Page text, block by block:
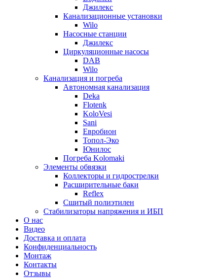
Джилекс
Канализационные установки
Wilo
Насосные станции
Джилекс
Циркуляционные насосы
DAB
Wilo
Канализация и погреба
Автономная канализация
Deka
Flotenk
KoloVesi
Sani
Евробион
Топол-Эко
Юнилос
Погреба Kolomaki
Элементы обвязки
Коллекторы и гидрострелки
Расширительные баки
Reflex
Сшитый полиэтилен
Стабилизаторы напряжения и ИБП
О нас
Видео
Доставка и оплата
Конфиденциальность
Монтаж
Контакты
Отзывы